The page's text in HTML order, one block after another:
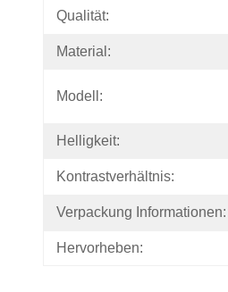
Qualität:
Material:
Modell:
Helligkeit:
Kontrastverhältnis:
Verpackung Informationen:
Hervorheben: